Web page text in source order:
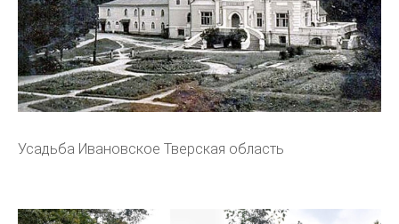
Усадьба Ивановское Тверская область